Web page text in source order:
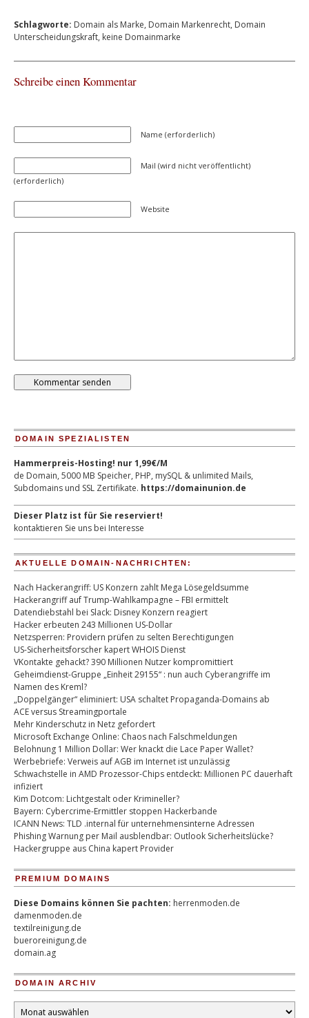
Schlagworte: Domain als Marke, Domain Markenrecht, Domain
Unterscheidungskraft, keine Domainmarke
Schreibe einen Kommentar
Name (erforderlich)
Mail (wird nicht veröffentlicht)
(erforderlich)
Website
DOMAIN SPEZIALISTEN
Hammerpreis-Hosting! nur 1,99€/M
de Domain, 5000 MB Speicher, PHP, mySQL & unlimited Mails,
Subdomains und SSL Zertifikate. https://domainunion.de
Dieser Platz ist für Sie reserviert!
kontaktieren Sie uns bei Interesse
AKTUELLE DOMAIN-NACHRICHTEN:
Nach Hackerangriff: US Konzern zahlt Mega Lösegeldsumme
Hackerangriff auf Trump-Wahlkampagne – FBI ermittelt
Datendiebstahl bei Slack: Disney Konzern reagiert
Hacker erbeuten 243 Millionen US-Dollar
Netzsperren: Providern prüfen zu selten Berechtigungen
US-Sicherheitsforscher kapert WHOIS Dienst
VKontakte gehackt? 390 Millionen Nutzer kompromittiert
Geheimdienst-Gruppe „Einheit 29155“ : nun auch Cyberangriffe im
Namen des Kreml?
„Doppelgänger“ eliminiert: USA schaltet Propaganda-Domains ab
ACE versus Streamingportale
Mehr Kinderschutz in Netz gefordert
Microsoft Exchange Online: Chaos nach Falschmeldungen
Belohnung 1 Million Dollar: Wer knackt die Lace Paper Wallet?
Werbebriefe: Verweis auf AGB im Internet ist unzulässig
Schwachstelle in AMD Prozessor-Chips entdeckt: Millionen PC dauerhaft
infiziert
Kim Dotcom: Lichtgestalt oder Krimineller?
Bayern: Cybercrime-Ermittler stoppen Hackerbande
ICANN News: TLD .internal für unternehmensinterne Adressen
Phishing Warnung per Mail ausblendbar: Outlook Sicherheitslücke?
Hackergruppe aus China kapert Provider
PREMIUM DOMAINS
Diese Domains können Sie pachten: herrenmoden.de
damenmoden.de
textilreinigung.de
bueroreinigung.de
domain.ag
DOMAIN ARCHIV
Domain